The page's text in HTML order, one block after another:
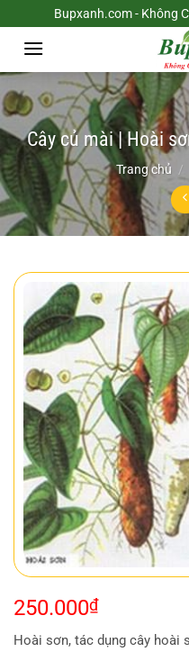
đến
dung
Bupxanh.com - Không
Cây củ mài | Hoài
Trang chủ /
250.000₫
Hoài sơn, tác dụng cây hoài